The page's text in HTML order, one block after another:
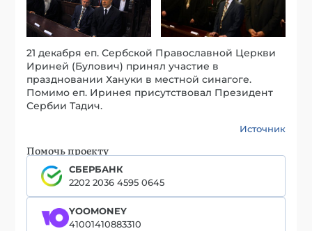
21 декабря еп. Сербской Православной Церкви
Ириней (Булович) принял участие в
праздновании Хануки в местной синагоге.
Помимо еп. Иринея присутствовал Президент
Сербии Тадич.
Источник
Помочь проекту
СБЕРБАНК
2202 2036 4595 0645
YOOMONEY
41001410883310